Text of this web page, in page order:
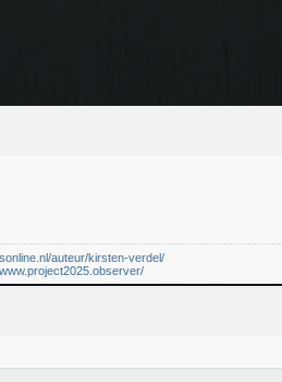
auteur/kirsten-verdel/